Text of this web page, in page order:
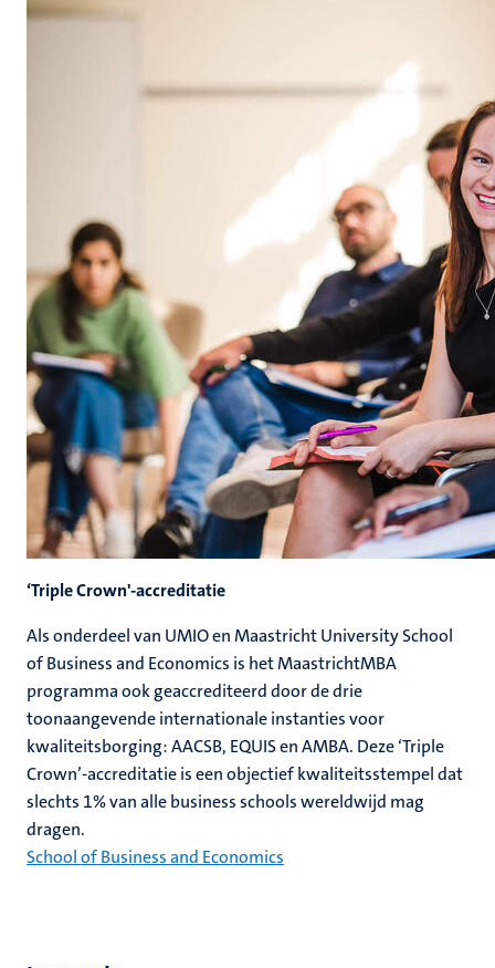
‘Triple Crown'-accreditatie
Als onderdeel van UMIO en Maastricht University School
of Business and Economics is het MaastrichtMBA
programma ook geaccrediteerd door de drie
toonaangevende internationale instanties voor
kwaliteitsborging: AACSB, EQUIS en AMBA. Deze ‘Triple
Crown’-accreditatie is een objectief kwaliteitsstempel dat
slechts 1% van alle business schools wereldwijd mag
dragen.
School of Business and Economics